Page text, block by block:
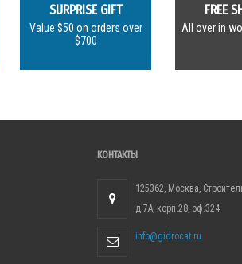
SURPRISE GIFT
Value $50 on orders over
$700
FREE
All over in
КОНТАКТЫ
125362, Москва,
д.7А, корп.28, оф.324
info@gidrocat.ru